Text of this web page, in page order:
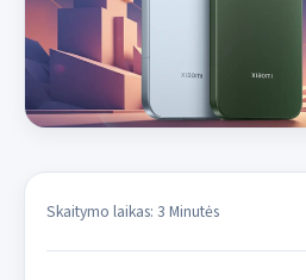
Skaitymo laikas: 3 Minutės